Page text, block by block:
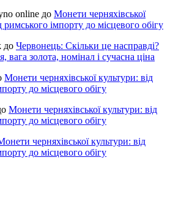
online до Монети черняхівської
римського імпорту до місцевого обігу
до Червонець: Скільки це насправді?
вага золота, номінал і сучасна ціна
Монети черняхівської культури: від
до місцевого обігу
Монети черняхівської культури: від
до місцевого обігу
черняхівської культури: від
до місцевого обігу